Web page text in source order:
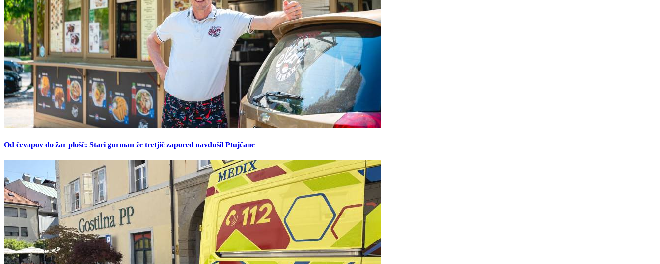
Od čevapov do žar plošč: Stari gurman že tretjič zapored navdušil Ptujčane
Prijavi se na cajtng